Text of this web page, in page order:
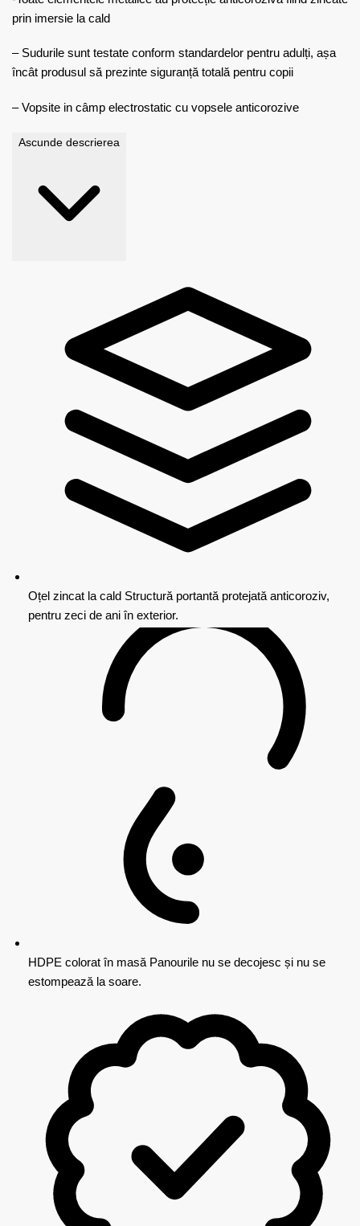
prin imersie la cald
– Sudurile sunt testate conform standardelor pentru adulți, așa
încât produsul să prezinte siguranță totală pentru copii
– Vopsite in câmp electrostatic cu vopsele anticorozive
Ascunde descrierea
Oțel zincat la cald Structură portantă protejată anticoroziv,
pentru zeci de ani în exterior.
HDPE colorat în masă Panourile nu se decojesc și nu se
estompează la soare.